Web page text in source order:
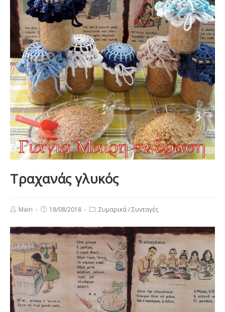
Τραχανάς γλυκός
PostMairi
Post18/08/2018
PostΖυμαρικά/Συνταγές